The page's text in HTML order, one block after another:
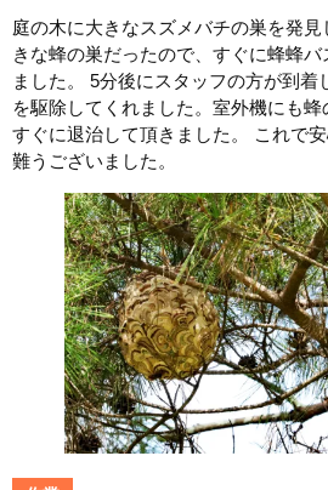
庭の木に大きなスズメバチの巣を発
きな蜂の巣だったので、すぐに蜂蜂
ました。 5分後にスタッフの方が到着
を駆除してくれました。室外機にも蜂
すぐに退治して頂きました。 これで
難うございました。